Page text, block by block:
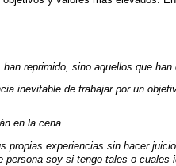
reprimido, sino aquellos que han
inevitable de trabajar por un
en la cena.
propias experiencias sin hacer
soy si tengo tales o